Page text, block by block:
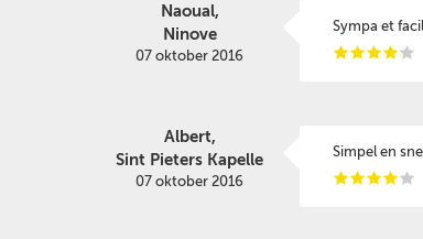
Naoual,
Ninove
07 oktober 2016
Sympa et
iiiii
Albert,
Sint Pieters Kapelle
07 oktober 2016
Simpel en
iiiii